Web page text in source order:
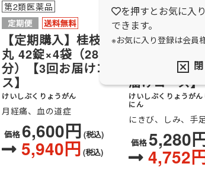
を押すとお気に入
できます。
※お気に入り登録は会員
【定期購入】桂枝茯苓
丸 42錠×4袋（28日
分）【3回お届けコー
ス】
けいしぶくりょうがん
第2類医薬品
月経痛、血の道症
価格 6,600円 (税込)
5,940円 (税込)
【定期購入
袋（28日分
届けコース】
けいしぶくりょうが
にん
第2類医薬品
にきび、しみ、手
価格 5,280
4,752